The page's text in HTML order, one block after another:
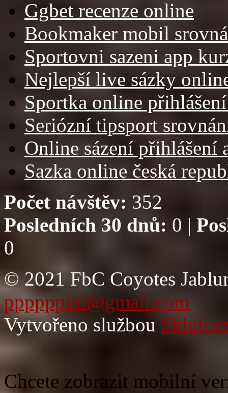
Ggbet recenze online
Bookmaker mobil
Sportovni sazeni app
Nejlepší live sázky
Sportka online
Seriózní tipsport
Online sázení přihlášení
Sazka online česká
Počet návštěv: 352
Posledních 30 dnů: 0 |
0
© 2021 FbC Coyotes
ppppppini@gmail.com
Vytvořeno službou
Chcete zobrazit mobilní